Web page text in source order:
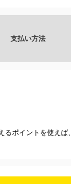
支払い方法
ポイントを使えば